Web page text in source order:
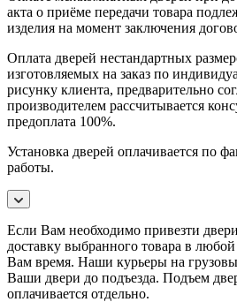
акта о приёме передачи товара
изделия на момент заключения
Оплата дверей нестандартных
изготовляемых на заказ по
рисунку клиента, предварительно
производителем рассчитывается
предоплата 100%.
Установка дверей оплачивается по
работы.
Если Вам необходимо привезти
доставку выбранного товара в
Вам время. Наши курьеры на
Ваши двери до подъезда. Подъем
оплачивается отдельно.